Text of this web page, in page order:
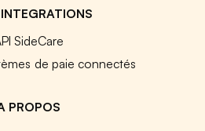
SideCare
de paie connectés
PROPOS